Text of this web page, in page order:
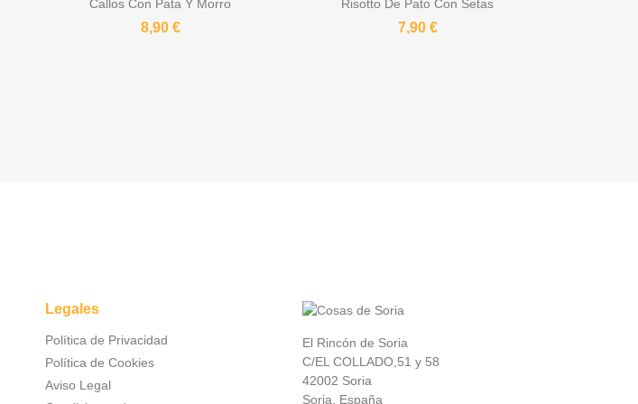
Callos Con Pata Y Morro
8,90 €
Risotto De Pato Con Setas
7,90 €
Legales
Política de Privacidad
Política de Cookies
Aviso Legal
El Rincón de Soria
C/EL COLLADO,51 y 58
42002 Soria
Soria, España